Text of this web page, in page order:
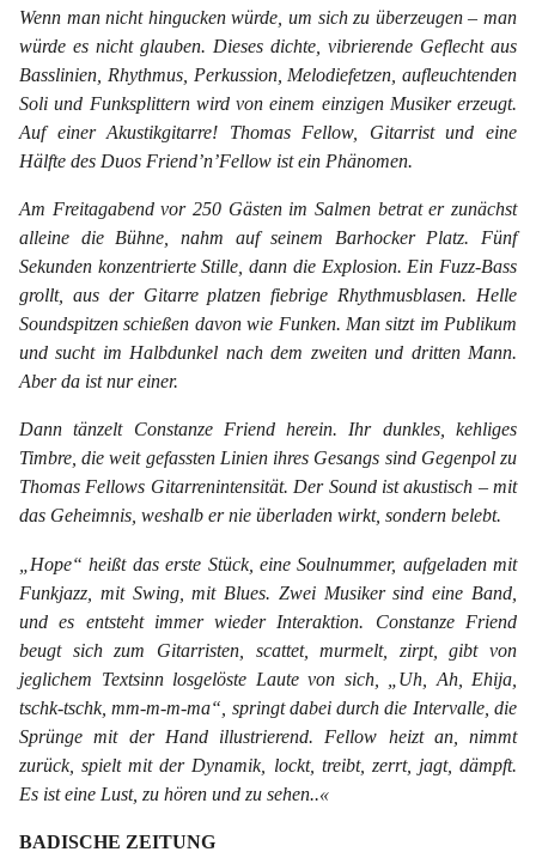
Wenn man nicht hingucken würde, um sich zu überzeugen – man
würde es nicht glauben. Dieses dichte, vibrierende Geflecht aus
Basslinien, Rhythmus, Perkussion, Melodiefetzen, aufleuchtenden
Soli und Funksplittern wird von einem einzigen Musiker erzeugt.
Auf einer Akustikgitarre! Thomas Fellow, Gitarrist und eine
Hälfte des Duos Friend’n’Fellow ist ein Phänomen.
Am Freitagabend vor 250 Gästen im Salmen betrat er zunächst
alleine die Bühne, nahm auf seinem Barhocker Platz. Fünf
Sekunden konzentrierte Stille, dann die Explosion. Ein Fuzz-Bass
grollt, aus der Gitarre platzen fiebrige Rhythmusblasen. Helle
Soundspitzen schießen davon wie Funken. Man sitzt im Publikum
und sucht im Halbdunkel nach dem zweiten und dritten Mann.
Aber da ist nur einer.
Dann tänzelt Constanze Friend herein. Ihr dunkles, kehliges
Timbre, die weit gefassten Linien ihres Gesangs sind Gegenpol zu
Thomas Fellows Gitarrenintensität. Der Sound ist akustisch – mit
das Geheimnis, weshalb er nie überladen wirkt, sondern belebt.
„Hope“ heißt das erste Stück, eine Soulnummer, aufgeladen mit
Funkjazz, mit Swing, mit Blues. Zwei Musiker sind eine Band,
und es entsteht immer wieder Interaktion. Constanze Friend
beugt sich zum Gitarristen, scattet, murmelt, zirpt, gibt von
jeglichem Textsinn losgelöste Laute von sich, „Uh, Ah, Ehija,
tschk-tschk, mm-m-m-ma“, springt dabei durch die Intervalle, die
Sprünge mit der Hand illustrierend. Fellow heizt an, nimmt
zurück, spielt mit der Dynamik, lockt, treibt, zerrt, jagt, dämpft.
Es ist eine Lust, zu hören und zu sehen..«
BADISCHE ZEITUNG